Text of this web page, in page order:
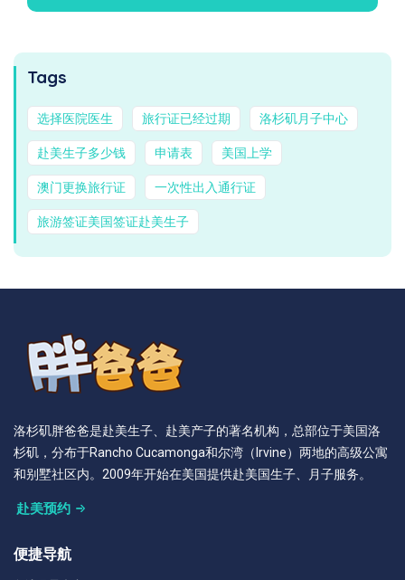
Tags
选择医院医生 旅行证已经过期 洛杉矶月子中心
赴美生子多少钱 申请表 美国上学
澳门更换旅行证 一次性出入通行证
旅游签证美国签证赴美生子
洛杉矶胖爸爸是赴美生子、赴美产子的著名机构，总部位于美国洛
杉矶，分布于Rancho Cucamonga和尔湾（Irvine）两地的高级公寓
和别墅社区内。2009年开始在美国提供赴美国生子、月子服务。
赴美预约
便捷导航